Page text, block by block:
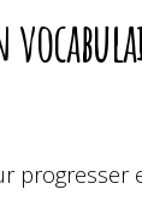
progresser